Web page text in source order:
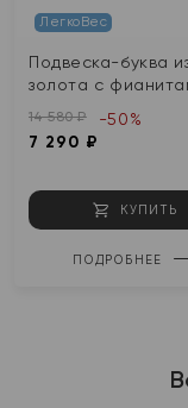
ЛегкоВес
Подвеска-буква
золота с
14 580 ₽
7 290 ₽
-50%
КУПИТЬ
ПОДРОБНЕЕ